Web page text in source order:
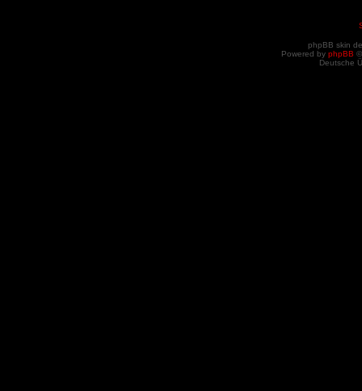
phpBB skin
Powered by phpBB
Deutsche